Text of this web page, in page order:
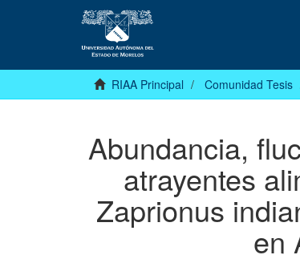
RIAA Principal Comunidad Tesis
Abundancia,
atrayentes
Zaprionus
en